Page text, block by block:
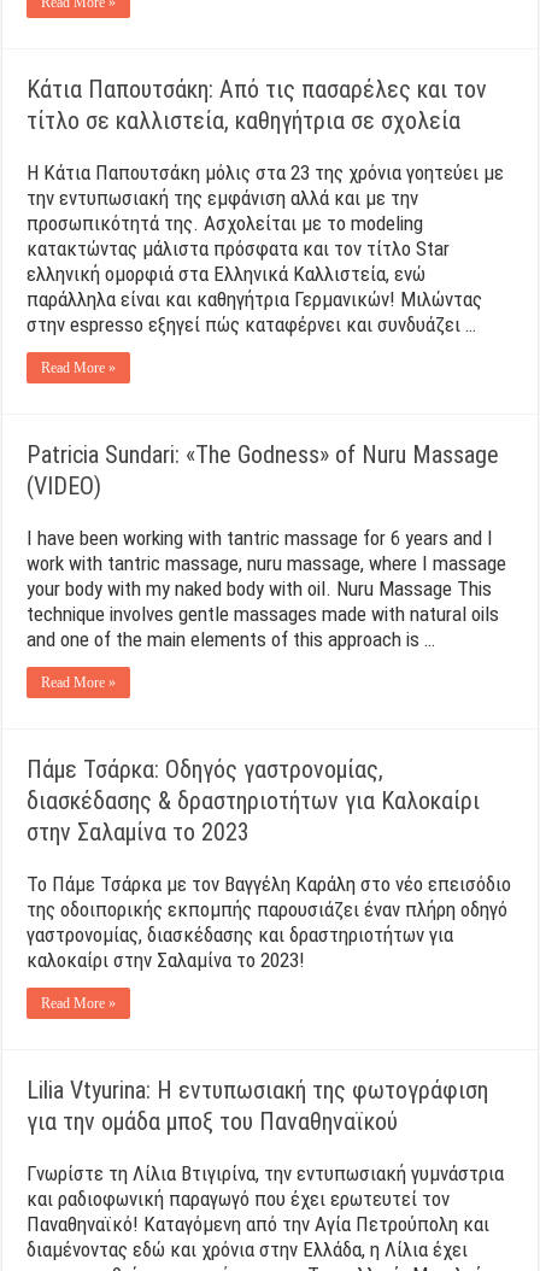
Κάτια Παπουτσάκη: Από τις πασαρέλες και τον
τίτλο σε καλλιστεία, καθηγήτρια σε σχολεία
H Kάτια Παπουτσάκη μόλις στα 23 της χρόνια γοητεύει με
την εντυπωσιακή της εμφάνιση αλλά και με την
προσωπικότητά της. Ασχολείται με το modeling
κατακτώντας μάλιστα πρόσφατα και τον τίτλο Star
ελληνική ομορφιά στα Ελληνικά Καλλιστεία, ενώ
παράλληλα είναι και καθηγήτρια Γερμανικών! Μιλώντας
στην espresso εξηγεί πώς καταφέρνει και συνδυάζει …
Read More »
Patricia Sundari: «Τhe Godness» of Nuru Massage
(VIDEO)
I have been working with tantric massage for 6 years and I
work with tantric massage, nuru massage, where I massage
your body with my naked body with oil. Nuru Massage This
technique involves gentle massages made with natural oils
and one of the main elements of this approach is …
Read More »
Πάμε Τσάρκα: Οδηγός γαστρονομίας,
διασκέδασης & δραστηριοτήτων για Καλοκαίρι
στην Σαλαμίνα το 2023
Το Πάμε Τσάρκα με τον Βαγγέλη Καράλη στο νέο επεισόδιο
της οδοιπορικής εκπομπής παρουσιάζει έναν πλήρη οδηγό
γαστρονομίας, διασκέδασης και δραστηριοτήτων για
καλοκαίρι στην Σαλαμίνα το 2023!
Read More »
Lilia Vtyurina: Η εντυπωσιακή της φωτογράφιση
για την ομάδα μποξ του Παναθηναϊκού
Γνωρίστε τη Λίλια Βτιγιρίνα, την εντυπωσιακή γυμνάστρια
και ραδιοφωνική παραγωγό που έχει ερωτευτεί τον
Παναθηναϊκό! Καταγόμενη από την Αγία Πετρούπολη και
διαμένοντας εδώ και χρόνια στην Ελλάδα, η Λίλια έχει